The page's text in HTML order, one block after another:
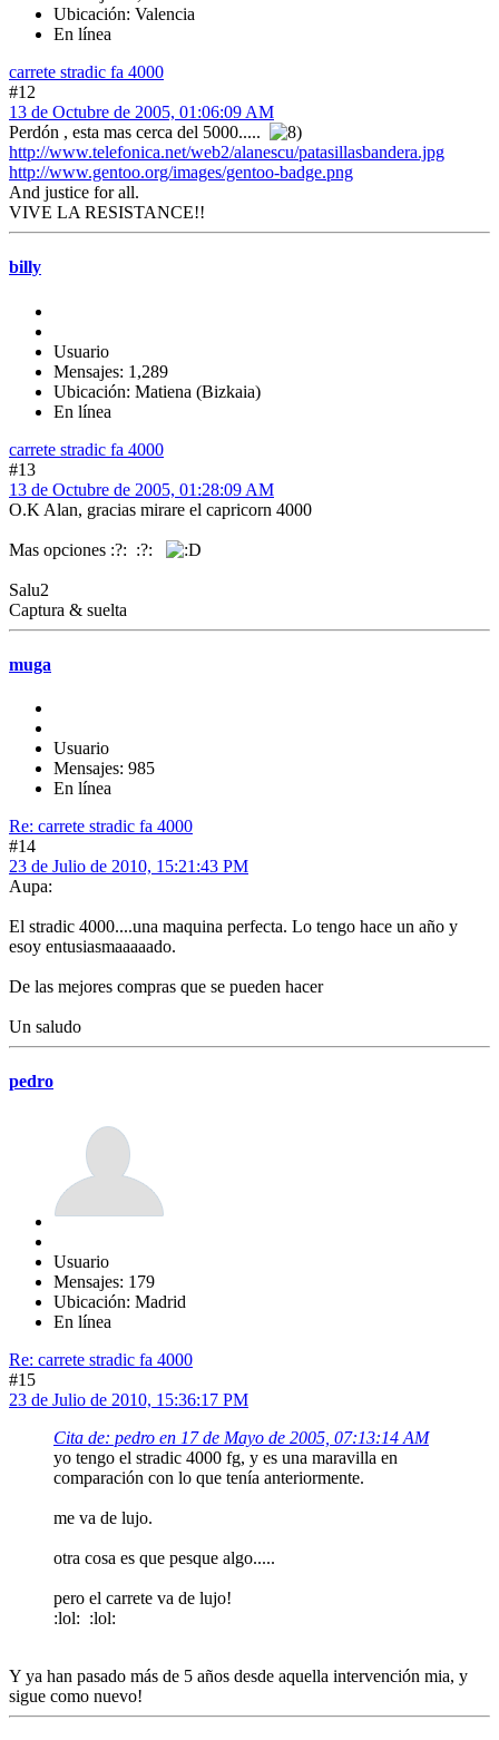
Ubicación: Valencia
En línea
carrete stradic fa 4000
#12
13 de Octubre de 2005, 01:06:09 AM
Perdón , esta mas cerca del 5000.....
http://www.telefonica.net/web2/alanescu/patasillasbandera.jpg
http://www.gentoo.org/images/gentoo-badge.png
And justice for all.
VIVE LA RESISTANCE!!
billy
Usuario
Mensajes: 1,289
Ubicación: Matiena (Bizkaia)
En línea
carrete stradic fa 4000
#13
13 de Octubre de 2005, 01:28:09 AM
O.K Alan, gracias mirare el capricorn 4000
Mas opciones :?: :?:
Salu2
Captura & suelta
muga
Usuario
Mensajes: 985
En línea
Re: carrete stradic fa 4000
#14
23 de Julio de 2010, 15:21:43 PM
Aupa:
El stradic 4000....una maquina perfecta. Lo tengo hace un año y
esoy entusiasmaaaaado.
De las mejores compras que se pueden hacer
Un saludo
pedro
Usuario
Mensajes: 179
Ubicación: Madrid
En línea
Re: carrete stradic fa 4000
#15
23 de Julio de 2010, 15:36:17 PM
Cita de: pedro en 17 de Mayo de 2005, 07:13:14 AM
yo tengo el stradic 4000 fg, y es una maravilla en
comparación con lo que tenía anteriormente.
me va de lujo.
otra cosa es que pesque algo.....
pero el carrete va de lujo!
:lol: :lol:
Y ya han pasado más de 5 años desde aquella intervención mia, y
sigue como nuevo!